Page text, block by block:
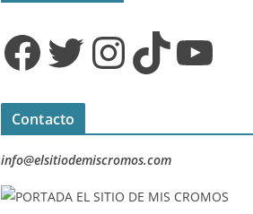
Facebook Twitter InstagramTikTok YouTube
Contacto
info@elsitiodemiscromos.com